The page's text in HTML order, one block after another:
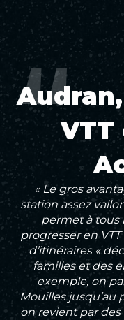
VTT
« Le gros
station assez
permet à tous
progresser en
d’itinéraires «
familles et des
exemple, on
Mouilles jusqu’au
on revient par des